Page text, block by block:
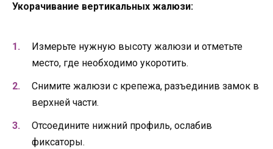
Укорачивание вертикальных жалюзи:
Измерьте нужную высоту жалюзи и отметьте
место, где необходимо укоротить.
Снимите жалюзи с крепежа, разъединив замок в
верхней части.
Отсоедините нижний профиль, ослабив
фиксаторы.